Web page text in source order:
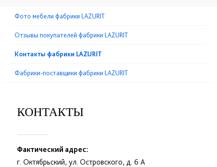
Фото мебели фабрики LAZURIT
Отзывы покупателей фабрики LAZURIT
Контакты фабрики LAZURIT
Фабрики-поставщики фабрики LAZURIT
КОНТАКТЫ
Фактический адрес:
г. Октябрьский, ул. Островского, д. 6 А